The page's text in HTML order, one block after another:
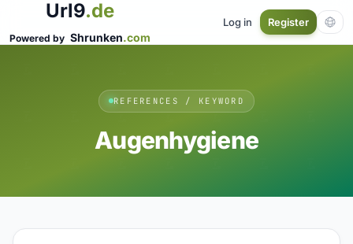
Url9.de
Powered by Shrunken.com
Log in Register
REFERENCES / KEYWORD
Augenhygiene